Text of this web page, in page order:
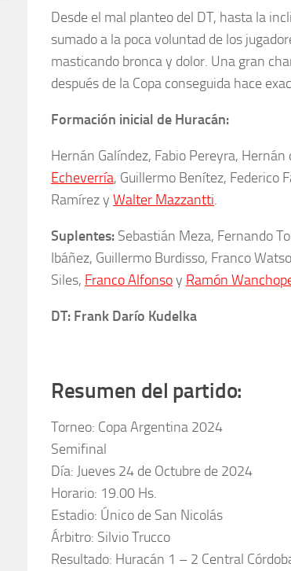
Desde el mal planteo del DT, hasta la
sumado a la poca voluntad de los
masticando bronca y dolor. Una gran
después de la Copa conseguida hace
Formación inicial de Huracán:
Hernán Galíndez, Fabio Pereyra, Hernán
Echeverría, Guillermo Benítez, Federico
Ramírez y Walter Mazzantti.
Suplentes: Sebastián Meza, Fernando
Ibáñez, Guillermo Burdisso, Franco
Siles, Franco Alfonsoy Ramón
DT: Frank Darío Kudelka
Resumen del partido:
Torneo: Copa Argentina 2024
Semifinal
Día: Jueves 24 de Octubre de 2024
Horario: 19.00 Hs.
Estadio: Único de San Nicolás
Árbitro: Silvio Trucco
Resultado: Huracán 1 – 2 Central